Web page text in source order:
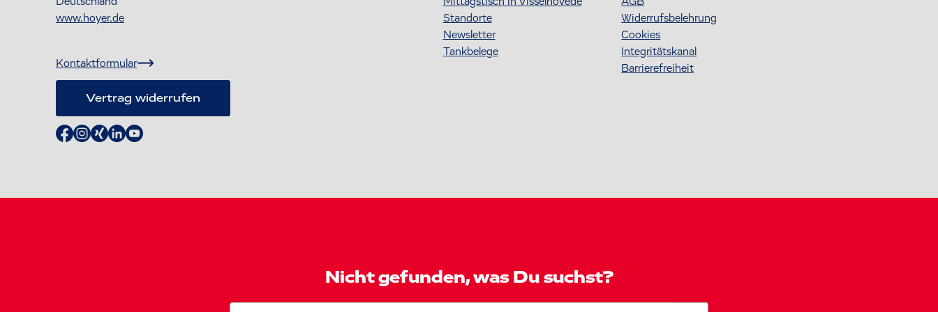
www.hoyer.de
Kontaktformular
Vertrag widerrufen
Standorte
Newsletter
Tankbelege
Widerrufsbelehrung
Cookies
Integritätskanal
Barrierefreiheit
Nicht gefunden, was Du suchst?